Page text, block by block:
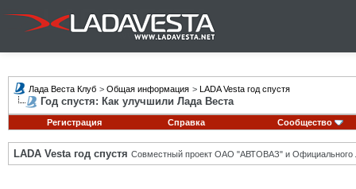
Лада Веста Клуб > Общая информация > LADA Vesta год спустя
Год спустя: Как улучшили Лада Веста
Регистрация Справка Сообщество
LADA Vesta год спустя Совместный проект ОАО "АВТОВАЗ" и Официального